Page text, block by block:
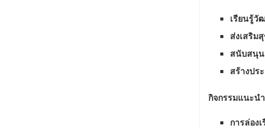
เรียนรู้วั
ส่งเสริม
สนับสนุน
สร้างปร
กิจกรรมแนะน
การล่อง